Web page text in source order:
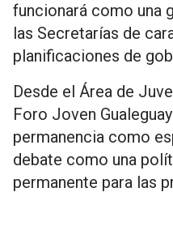
funcionará como una
las Secretarías de
planificaciones de
Desde el Área de
Foro Joven
permanencia como
debate como una
permanente para las